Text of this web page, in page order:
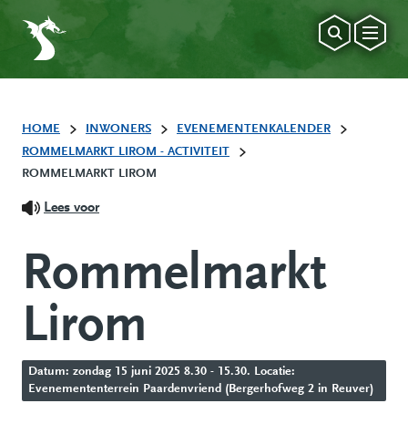
HOME INWONERS
EVENEMENTENKALENDER
ROMMELMARKT LIROM - ACTIVITEIT
ROMMELMARKT LIROM
Lees voor
Rommelmarkt
Lirom
Datum: zondag 15 juni 2025 8.30 - 15.30. Locatie:
Evenemententerrein Paardenvriend (Bergerhofweg 2 in Reuver)